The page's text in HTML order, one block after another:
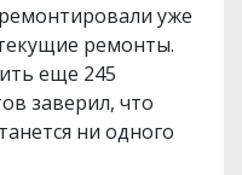
уже
ремонты.
еще 245
заверил, что
ни одного